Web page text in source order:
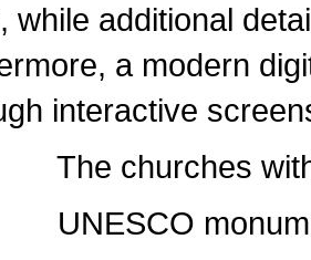
while additional
a modern
interactive
within